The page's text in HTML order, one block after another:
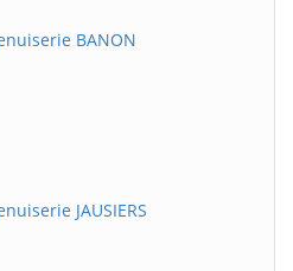
BANON
JAUSIERS